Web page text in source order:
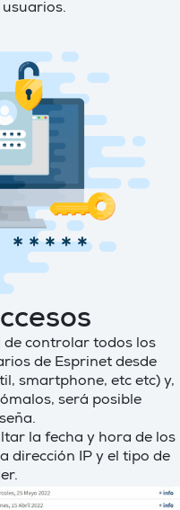
controlar todos los
de Esprinet desde
smartphone, etc etc) y,
será posible
la fecha y hora de los
dirección IP y el tipo de